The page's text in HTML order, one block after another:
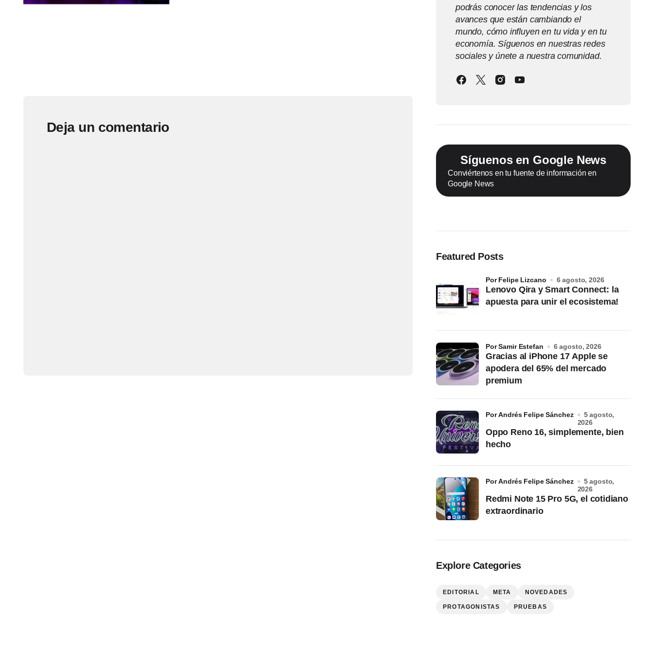
Deja un comentario
podrás conocer las tendencias y los
avances que están cambiando el
mundo, cómo influyen en tu vida y en tu
economía. Síguenos en nuestras redes
sociales y únete a nuestra comunidad.
Síguenos en Google News
Conviértenos en tu fuente de información en
Google News
Featured Posts
Lenovo Qira y Smart Connect: la
apuesta para unir el ecosistema!
por Felipe Lizcano 6 agosto, 2026
Gracias al iPhone 17 Apple se
apodera del 65% del mercado
premium
por Samir Estefan 6 agosto, 2026
Oppo Reno 16, simplemente, bien
hecho
por Andrés Felipe Sánchez
5 agosto,
2026
Redmi Note 15 Pro 5G, el cotidiano
extraordinario
por Andrés Felipe Sánchez
5 agosto,
2026
Explore Categories
EDITORIAL META NOVEDADES
PROTAGONISTAS PRUEBAS